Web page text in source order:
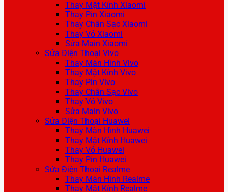
Thay Mặt Kính Xiaomi
Thay Pin Xiaomi
Thay Chân Sạc Xiaomi
Thay Vỏ Xiaomi
Sửa Main Xiaomi
Sửa Điện Thoại Vivo
Thay Màn Hình Vivo
Thay Mặt Kính Vivo
Thay Pin Vivo
Thay Chân Sạc Vivo
Thay Vỏ Vivo
Sửa Main Vivo
Sửa Điện Thoại Huawei
Thay Màn Hình Huawei
Thay Mặt Kính Huawei
Thay Vỏ Huawei
Thay Pin Huawei
Sửa Điện Thoại Realme
Thay Màn Hình Realme
Thay Mặt Kính Realme